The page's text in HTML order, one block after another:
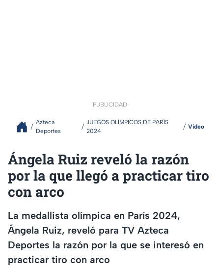
PUBLICIDAD
Azteca
Deportes
JUEGOS OLÍMPICOS DE PARÍS
2024
Video
Ángela Ruiz reveló la razón
por la que llegó a practicar tiro
con arco
La medallista olímpica en París 2024,
Ángela Ruiz, reveló para TV Azteca
Deportes la razón por la que se interesó en
practicar tiro con arco